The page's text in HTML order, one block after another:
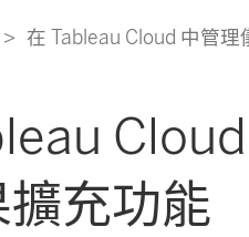
在 Tableau Cloud 中管
充功能